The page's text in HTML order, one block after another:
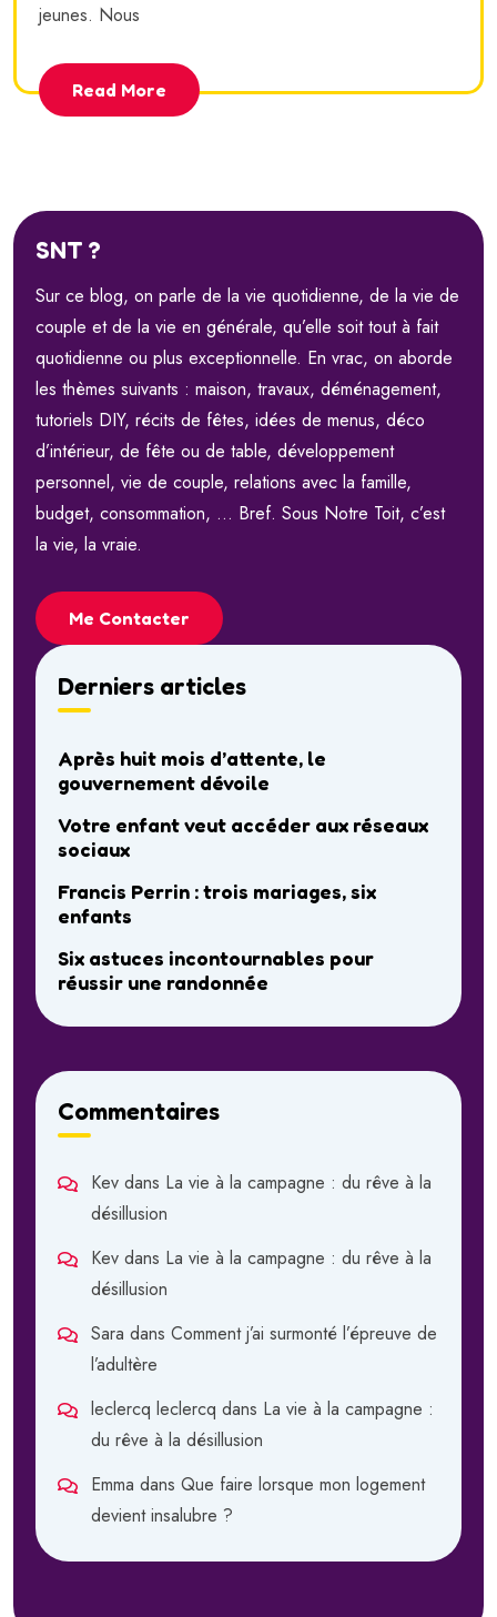
jeunes. Nous
Read More
SNT ?
Sur ce blog, on parle de la vie quotidienne, de la vie de
couple et de la vie en générale, qu’elle soit tout à fait
quotidienne ou plus exceptionnelle. En vrac, on aborde
les thèmes suivants : maison, travaux, déménagement,
tutoriels DIY, récits de fêtes, idées de menus, déco
d’intérieur, de fête ou de table, développement
personnel, vie de couple, relations avec la famille,
budget, consommation, … Bref. Sous Notre Toit, c’est
la vie, la vraie.
Me Contacter
Derniers articles
Après huit mois d’attente, le
gouvernement dévoile
Votre enfant veut accéder aux réseaux
sociaux
Francis Perrin : trois mariages, six
enfants
Six astuces incontournables pour
réussir une randonnée
Commentaires
Kev dans La vie à la campagne : du rêve à la
désillusion
Kev dans La vie à la campagne : du rêve à la
désillusion
Sara dans Comment j’ai surmonté l’épreuve de
l’adultère
leclercq leclercq dans La vie à la campagne :
du rêve à la désillusion
Emma dans Que faire lorsque mon logement
devient insalubre ?